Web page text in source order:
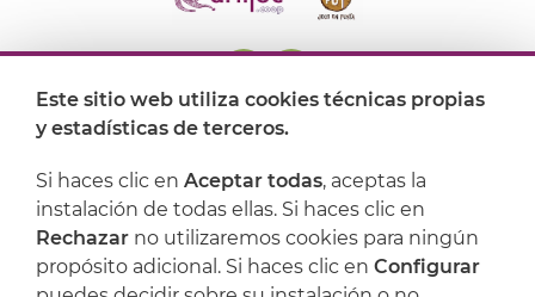
Dónde encontrarnos
Artijoc
Soporte
Este sitio web utiliza cookies técnicas propias
y estadísticas de terceros.
Si haces clic en Aceptar todas, aceptas la
instalación de todas ellas. Si haces clic en
Rechazar no utilizaremos cookies para ningún
propósito adicional. Si haces clic en Configurar